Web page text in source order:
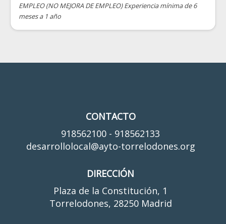
EMPLEO (NO MEJORA DE EMPLEO) Experiencia mínima de 6
meses a 1 año
CONTACTO
918562100 - 918562133
desarrollolocal@ayto-torrelodones.org
DIRECCIÓN
Plaza de la Constitución, 1
Torrelodones, 28250 Madrid